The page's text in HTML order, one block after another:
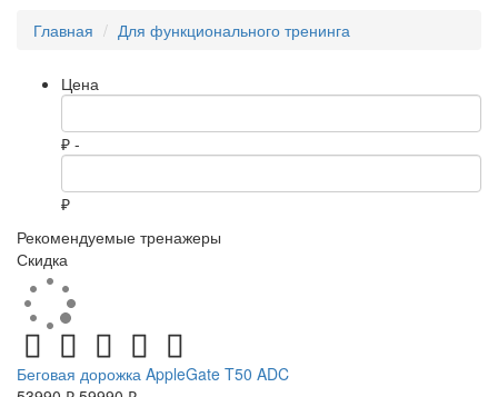
Главная
Для функционального тренинга
Цена
₽ -
₽
Рекомендуемые тренажеры
Скидка
Беговая дорожка AppleGate T50 ADC